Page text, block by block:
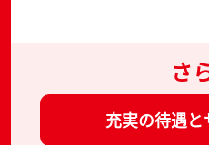
さ
充実の待遇